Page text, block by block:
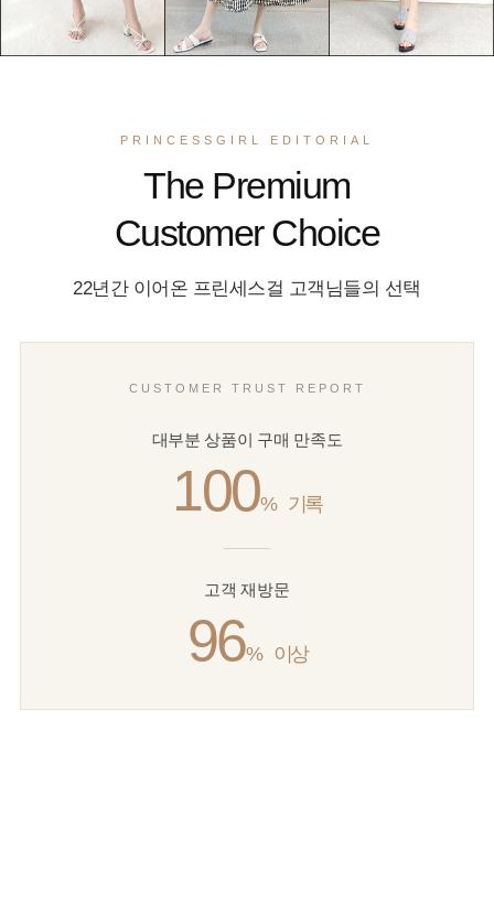
PRINCESSGIRL EDITORIAL
The Premium
Customer Choice
22년간 이어온 프린세스걸 고객님들의 선택
CUSTOMER TRUST REPORT
대부분 상품이 구매 만족도
100% 기록
고객 재방문
96% 이상